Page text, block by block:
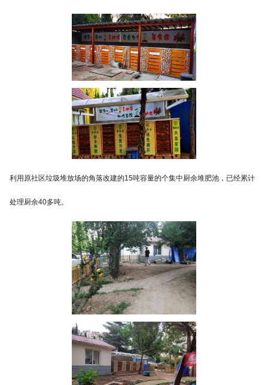
利用原社区垃圾堆放场的角落改建的15吨容量的个集中厨余堆肥池，已经累计
处理厨余40多吨。